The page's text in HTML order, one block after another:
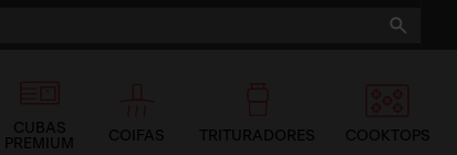
CUBAS
PREMIUM
COIFAS TRITURADORES COOKTOPS